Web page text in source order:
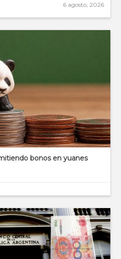
6 agosto, 2026
bonos en yuanes